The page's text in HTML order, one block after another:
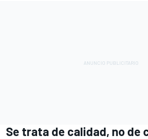
Se trata de calidad, no de